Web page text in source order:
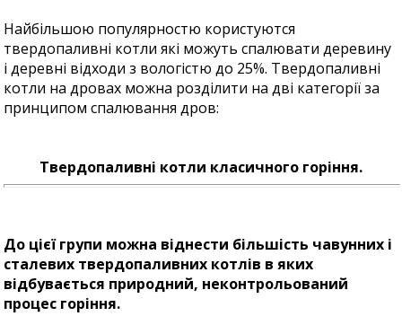
Найбільшою популярностю користуются
твердопаливні котли які можуть спалювати деревину
і деревні відходи з вологістю до 25%. Твердопаливні
котли на дровах можна розділити на дві категорії за
принципом спалювання дров:
Твердопаливні котли класичного горіння.
До цієї групи можна віднести більшість чавунних і
сталевих твердопаливних котлів в яких
відбувається природний, неконтрольований
процес горіння.